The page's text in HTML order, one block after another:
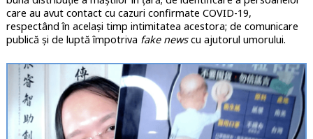
care au avut contact cu cazuri confirmate COVID-19,
respectând în același timp intimitatea acestora; de comunicare
publică și de luptă împotriva fake newscu ajutorul umorului.